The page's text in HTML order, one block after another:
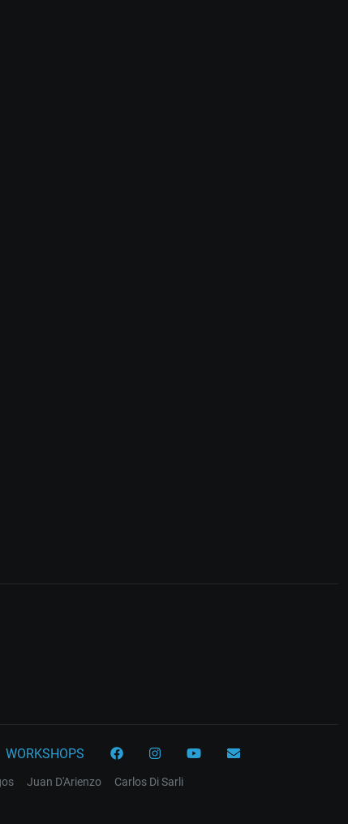
WORKSHOPS
Juan D'Arienzo
Carlos Di Sarli